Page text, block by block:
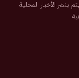
سعودية تم تأسيسها عام 2007م تهتم بنشر الأخبار المحلية